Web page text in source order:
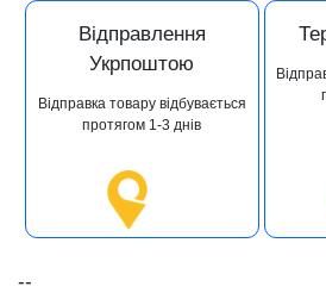
Відправлення
Укрпоштою
Відправка товару відбувається
протягом 1-3 днів
--